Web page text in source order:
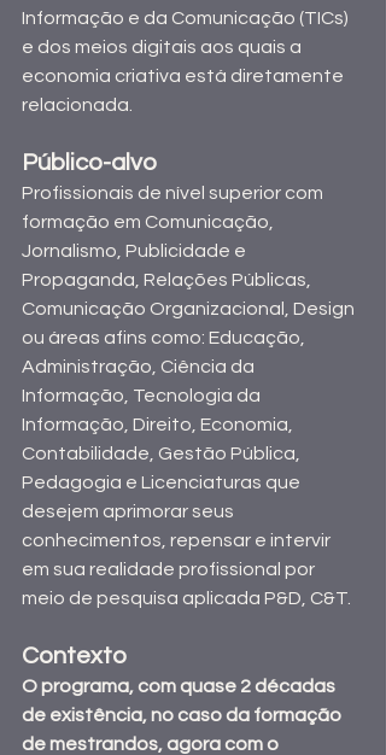
Informação e da Comunicação (TICs)
e dos meios digitais aos quais a
economia criativa está diretamente
relacionada.
Público-alvo
Profissionais de nível superior com
formação em Comunicação,
Jornalismo, Publicidade e
Propaganda, Relações Públicas,
Comunicação Organizacional, Design
ou áreas afins como: Educação,
Administração, Ciência da
Informação, Tecnologia da
Informação, Direito, Economia,
Contabilidade, Gestão Pública,
Pedagogia e Licenciaturas que
desejem aprimorar seus
conhecimentos, repensar e intervir
em sua realidade profissional por
meio de pesquisa aplicada P&D, C&T.
Contexto
O programa, com quase 2 décadas
de existência, no caso da formação
de mestrandos, agora com o